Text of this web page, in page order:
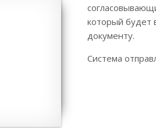
который будет
документу.
Система